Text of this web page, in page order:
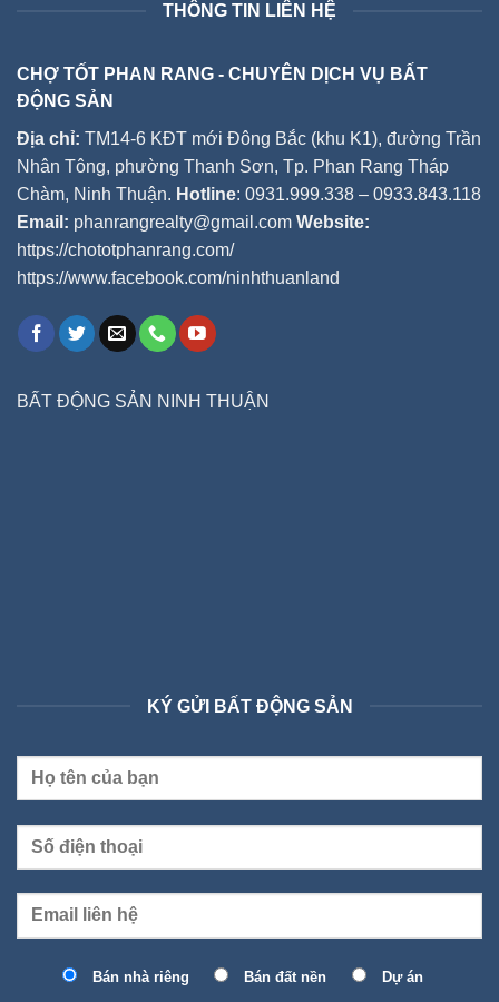
THÔNG TIN LIÊN HỆ
CHỢ TỐT PHAN RANG - CHUYÊN DỊCH VỤ BẤT
ĐỘNG SẢN
Địa chỉ: TM14-6 KĐT mới Đông Bắc (khu K1), đường Trần
Nhân Tông, phường Thanh Sơn, Tp. Phan Rang Tháp
Chàm, Ninh Thuận. Hotline: 0931.999.338 – 0933.843.118
Email: phanrangrealty@gmail.com Website:
https://chototphanrang.com/
https://www.facebook.com/ninhthuanland
BẤT ĐỘNG SẢN NINH THUẬN
KÝ GỬI BẤT ĐỘNG SẢN
Bán nhà riêng Bán đất nền Dự án